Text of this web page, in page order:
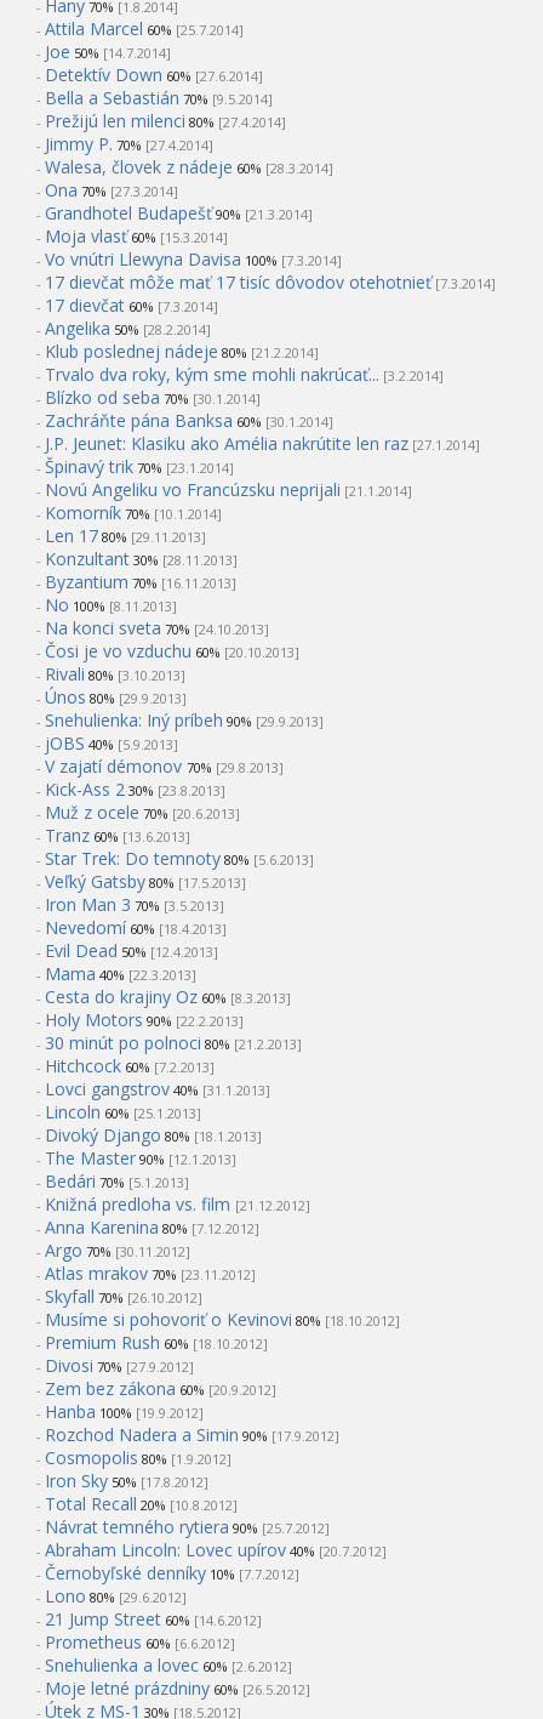
- Hany 70% [1.8.2014]
- Attila Marcel 60% [25.7.2014]
- Joe 50% [14.7.2014]
- Detektív Down 60% [27.6.2014]
- Bella a Sebastián 70% [9.5.2014]
- Prežijú len milenci 80% [27.4.2014]
- Jimmy P. 70% [27.4.2014]
- Walesa, človek z nádeje 60% [28.3.2014]
- Ona 70% [27.3.2014]
- Grandhotel Budapešť 90% [21.3.2014]
- Moja vlasť 60% [15.3.2014]
- Vo vnútri Llewyna Davisa 100% [7.3.2014]
- 17 dievčat môže mať 17 tisíc dôvodov otehotnieť[7.3.2014]
- 17 dievčat 60% [7.3.2014]
- Angelika 50% [28.2.2014]
- Klub poslednej nádeje 80% [21.2.2014]
- Trvalo dva roky, kým sme mohli nakrúcať... [3.2.2014]
- Blízko od seba 70% [30.1.2014]
- Zachráňte pána Banksa 60% [30.1.2014]
- J.P. Jeunet: Klasiku ako Amélia nakrútite len raz [27.1.2014]
- Špinavý trik 70% [23.1.2014]
- Novú Angeliku vo Francúzsku neprijali [21.1.2014]
- Komorník 70% [10.1.2014]
- Len 17 80% [29.11.2013]
- Konzultant 30% [28.11.2013]
- Byzantium 70% [16.11.2013]
- No 100% [8.11.2013]
- Na konci sveta 70% [24.10.2013]
- Čosi je vo vzduchu 60% [20.10.2013]
- Rivali 80% [3.10.2013]
- Únos 80% [29.9.2013]
- Snehulienka: Iný príbeh 90% [29.9.2013]
- jOBS 40% [5.9.2013]
- V zajatí démonov 70% [29.8.2013]
- Kick-Ass 2 30% [23.8.2013]
- Muž z ocele 70% [20.6.2013]
- Tranz 60% [13.6.2013]
- Star Trek: Do temnoty 80% [5.6.2013]
- Veľký Gatsby 80% [17.5.2013]
- Iron Man 3 70% [3.5.2013]
- Nevedomí 60% [18.4.2013]
- Evil Dead 50% [12.4.2013]
- Mama 40% [22.3.2013]
- Cesta do krajiny Oz 60% [8.3.2013]
- Holy Motors 90% [22.2.2013]
- 30 minút po polnoci 80% [21.2.2013]
- Hitchcock 60% [7.2.2013]
- Lovci gangstrov 40% [31.1.2013]
- Lincoln 60% [25.1.2013]
- Divoký Django 80% [18.1.2013]
- The Master 90% [12.1.2013]
- Bedári 70% [5.1.2013]
- Knižná predloha vs. film [21.12.2012]
- Anna Karenina 80% [7.12.2012]
- Argo 70% [30.11.2012]
- Atlas mrakov 70% [23.11.2012]
- Skyfall 70% [26.10.2012]
- Musíme si pohovoriť o Kevinovi 80% [18.10.2012]
- Premium Rush 60% [18.10.2012]
- Divosi 70% [27.9.2012]
- Zem bez zákona 60% [20.9.2012]
- Hanba 100% [19.9.2012]
- Rozchod Nadera a Simin 90% [17.9.2012]
- Cosmopolis 80% [1.9.2012]
- Iron Sky 50% [17.8.2012]
- Total Recall 20% [10.8.2012]
- Návrat temného rytiera 90% [25.7.2012]
- Abraham Lincoln: Lovec upírov 40% [20.7.2012]
- Černobyľské denníky 10% [7.7.2012]
- Lono 80% [29.6.2012]
- 21 Jump Street 60% [14.6.2012]
- Prometheus 60% [6.6.2012]
- Snehulienka a lovec 60% [2.6.2012]
- Moje letné prázdniny 60% [26.5.2012]
- Útek z MS-1 30% [18.5.2012]